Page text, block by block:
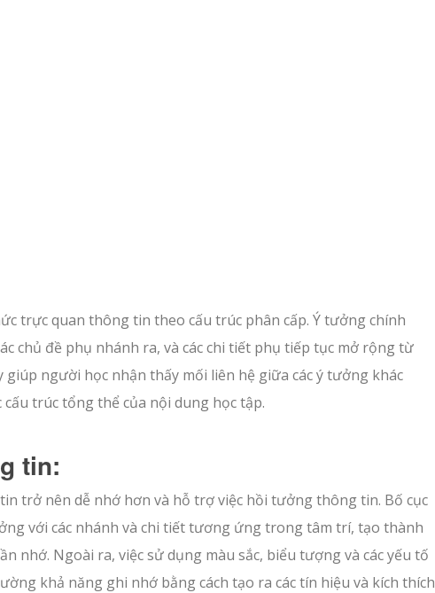
trực quan thông tin theo cấu trúc phân cấp. Ý tưởng chính
chủ đề phụ nhánh ra, và các chi tiết phụ tiếp tục mở rộng từ
người học nhận thấy mối liên hệ giữa các ý tưởng khác
trúc tổng thể của nội dung học tập.
tin:
trở nên dễ nhớ hơn và hỗ trợ việc hồi tưởng thông tin. Bố cục
với các nhánh và chi tiết tương ứng trong tâm trí, tạo thành
nhớ. Ngoài ra, việc sử dụng màu sắc, biểu tượng và các yếu tố
khả năng ghi nhớ bằng cách tạo ra các tín hiệu và kích thích